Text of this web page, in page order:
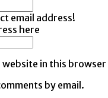
email address!
here
website in this
by email.